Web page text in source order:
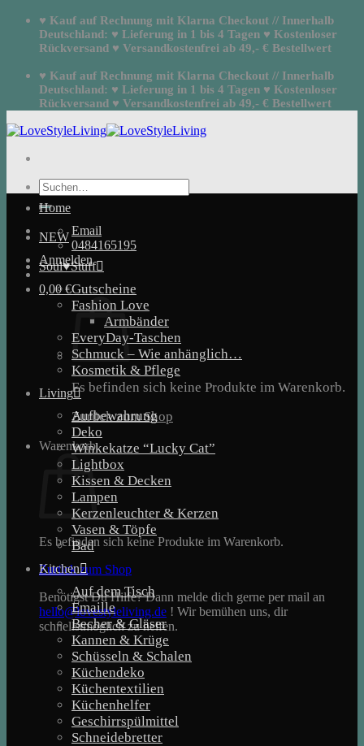
Zum
springen
♥ Kauf auf Rechnung mit Klarna Checkout // Innerhalb
Deutschland: ♥ Lieferung in 1 bis 4 Tagen ♥ Kostenloser
Rückversand ♥ Versandkostenfrei ab 49,- € Bestellwert
♥ Kauf auf Rechnung mit Klarna Checkout // Innerhalb
Deutschland: ♥ Lieferung in 1 bis 4 Tagen ♥ Kostenloser
Rückversand ♥ Versandkostenfrei ab 49,- € Bestellwert
Suchen
nach:
Email
0484165195
Anmelden
0,00€
Es befinden sich keine Produkte im Warenkorb.
Zurück zum Shop
Warenkorb
Es befinden sich keine Produkte im Warenkorb.
Zurück zum Shop
Benötigst Du Hilfe? Dann melde dich gerne per mail an
hello@lovestyleliving.de ! Wir bemühen uns, dir
schnellstmöglich zu helfen.
Home
NEW
Soul♥Stuff
Gutscheine
Fashion Love
Armbänder
EveryDay-Taschen
Schmuck – Wie anhänglich…
Kosmetik & Pflege
Living
Aufbewahrung
Deko
Winkekatze “Lucky Cat”
Lightbox
Kissen & Decken
Lampen
Kerzenleuchter & Kerzen
Vasen & Töpfe
Bad
Kitchen
Auf dem Tisch
Emaille
Becher & Gläser
Kannen & Krüge
Schüsseln & Schalen
Küchendeko
Küchentextilien
Küchenhelfer
Geschirrspülmittel
Schneidebretter